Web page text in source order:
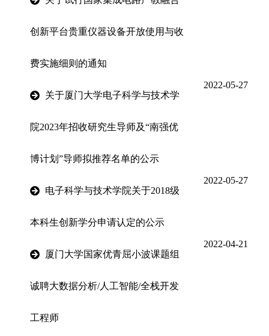
创新平台贵重仪器设备开放使用与收
费实施细则的通知
关于厦门大学电子科学与技术学
院2023年招收研究生导师及“南强优
博计划”导师拟推荐名单的公示
2022-05-27
电子科学与技术学院关于2018级
本科生创新学分申请认定的公示
2022-05-27
厦门大学国家优青屈小波课题组
诚聘大数据分析/人工智能/全栈开发
工程师
2022-04-21